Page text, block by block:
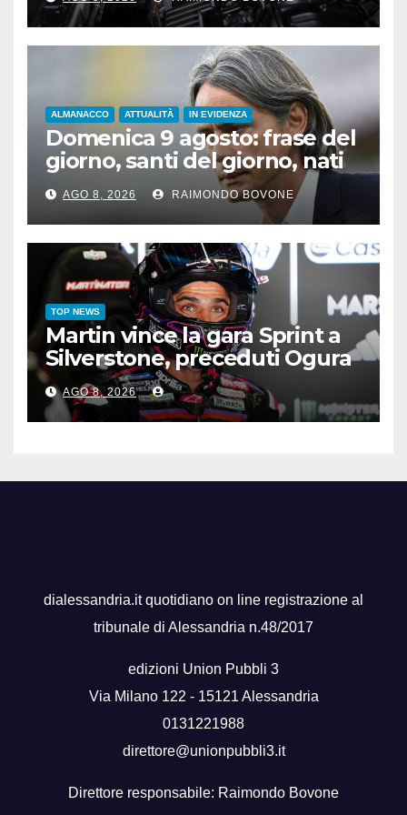
ALMANACCO ATTUALITÀ IN EVIDENZA
Domenica 9 agosto: frase del
giorno, santi del giorno, nati
famosi, accadde oggi
AGO 8, 2026 RAIMONDO BOVONE
TOP NEWS
Martin vince la gara Sprint a
Silverstone, preceduti Ogura
e Bezzecchi
AGO 8, 2026
dialessandria.it quotidiano on line registrazione al
tribunale di Alessandria n.48/2017
edizioni Union Pubbli 3
Via Milano 122 - 15121 Alessandria
0131221988
direttore@unionpubbli3.it
Direttore responsabile: Raimondo Bovone